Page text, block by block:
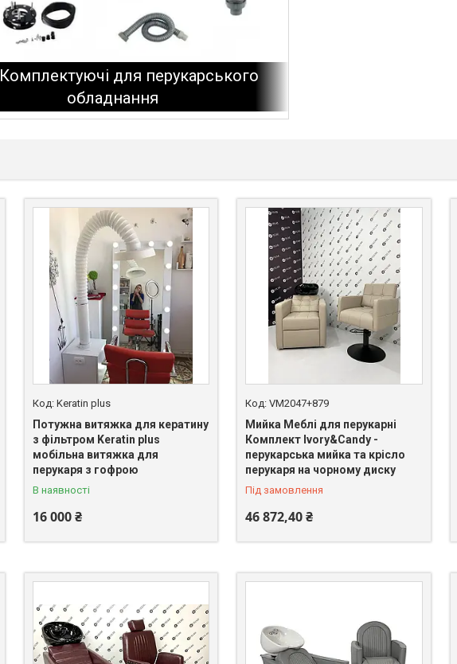
Комплектуючі для перукарського
обладнання
Keratin plus
Потужна витяжка для кератину
з фільтром Keratin plus
мобільна витяжка для
перукаря з гофрою
В наявності
16 000 ₴
VM2047+879
Мийка Меблі для перукарні
Комплект Ivory&Candy -
перукарська мийка та крісло
перукаря на чорному диску
Під замовлення
46 872,40 ₴